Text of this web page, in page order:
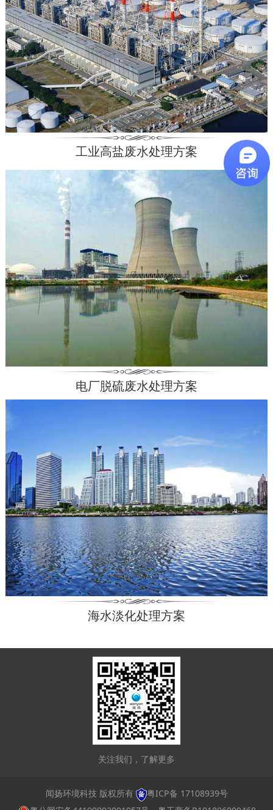
工业高盐废水处理方案
电厂脱硫废水处理方案
海水淡化处理方案
关注我们，了解更多
闻扬环境科技 版权所有
粤ICP备 17108939号